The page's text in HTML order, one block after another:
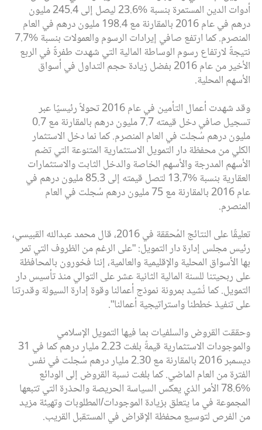
أدوات الدين المستمرة بنسبة %23.6 ليصل إلى 245.4 مليون
درهم في عام 2016 بالمقارنة مع 198.4 مليون درهم في العام
المنصرم. كما ارتفع صافي إيرادات الرسوم والعمولات بنسبة %7.7
نتيجةً لارتفاع رسوم الوساطة المالية التي شهدت طفرةً في الربع
الأخير من عام 2016 بفضل زيادة حجم التداول في أسواق
الأسهم المحلية.
وقد شهدت أعمال التأمين في عام 2016 تحولاً رئيسيًا عبر
تسجيل صافي دخل قيمته 7.7 مليون درهم بالمقارنة مع 0.7
مليون درهم سُجلت في العام المنصرم. كما نما دخل الاستثمار
الكلي من محفظة دار التمويل الاستثمارية المتنوعة التي تضم
الأسهم المدرجة والأسهم الخاصة والدخل الثابت والاستثمارات
العقارية بنسبة %13.7 لتصل قيمته إلى 85.3 مليون درهم في
عام 2016 بالمقارنة مع 75 مليون درهم سُجلت في العام
المنصرم.
تعليقًا على النتائج المُحققة في 2016، قال محمد عبدالله القبيسي،
رئيس مجلس إدارة دار التمويل: "على الرغم من الظروف التي تمر
بها الأسواق المحلية والإقليمية والعالمية، إننا فخورون بالمحافظة
على ربحيتنا للسنة المالية الثانية عشر على التوالي منذ تأسيس دار
التمويل. كما نُشيد بمرونة نموذج أعمالنا وقوة إدارة السيولة وقدرتنا
على تنفيذ خططنا واستراتيجية أعمالنا".
وحققت القروض والسلفيات بما فيها التمويل الإسلامي
والموجودات الاستثمارية قيمةً بلغت 2.23 مليار درهم كما في 31
ديسمبر 2016 بالمقارنة مع 2.30 مليار درهم سُجلت في نفس
الفترة من العام الماضي. كما بلغت نسبة القروض إلى الودائع
%78.6 الأمر الذي يعكس السياسة الحريصة والحذرة التي تتبعها
المجموعة في ما يتعلق بزيادة الموجودات/المطلوبات وتهيئة مزيد
من الفرص لتوسيع محفظة الإقراض في المستقبل القريب.